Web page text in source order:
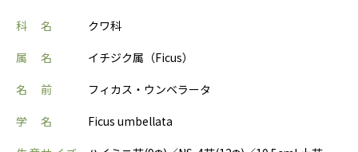
科 名
クワ科
属 名
イチジク属（Ficus）
名 前
フィカス・ウンベラータ
学 名
Ficus umbellata